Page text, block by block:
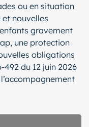
ou en situation
nouvelles
gravement
une protection
obligations
du 12 juin 2026